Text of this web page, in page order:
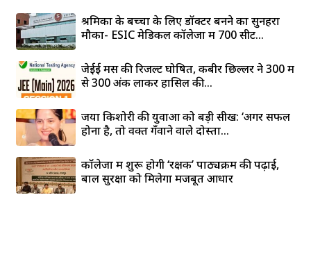
श्रमिकों के बच्चों के लिए डॉक्टर बनने का सुनहरा
मौका- ESIC मेडिकल कॉलेजों में 700 सीटें...
जेईई मेंस की रिजल्ट घोषित, कबीर छिल्लर ने 300 में
से 300 अंक लाकर हासिल की...
जया किशोरी की युवाओं को बड़ी सीख: ‘अगर सफल
होना है, तो वक्त गँवाने वाले दोस्तों...
कॉलेजों में शुरू होगी ‘रक्षक’ पाठ्यक्रम की पढ़ाई,
बाल सुरक्षा को मिलेगा मजबूत आधार